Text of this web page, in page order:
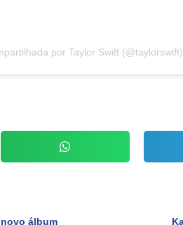
por Taylor Swift (@taylorswift)
álbum